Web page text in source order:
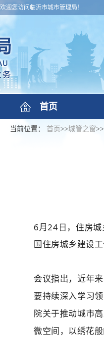
欢迎您访问临沂市城市管理局！
首页
当前位置： 首页>>城管之窗>>
6月24日，住房
国住房城乡建设工
会议指出，近年来
要持续深入学习
院关于推动城市
微空间 ，以绣花